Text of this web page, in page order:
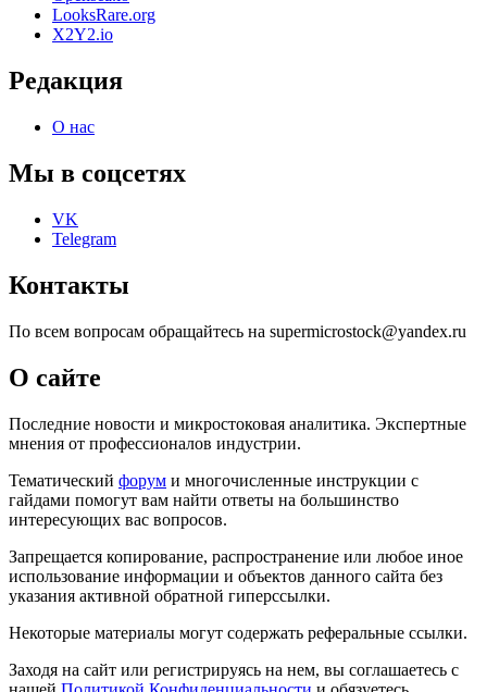
LooksRare.org
X2Y2.io
Редакция
О нас
Мы в соцсетях
VK
Telegram
Контакты
По всем вопросам обращайтесь на supermicrostock@yandex.ru
О сайте
Последние новости и микростоковая аналитика. Экспертные
мнения от профессионалов индустрии.
Тематический форум и многочисленные инструкции с
гайдами помогут вам найти ответы на большинство
интересующих вас вопросов.
Запрещается копирование, распространение или любое иное
использование информации и объектов данного сайта без
указания активной обратной гиперссылки.
Некоторые материалы могут содержать реферальные ссылки.
Заходя на сайт или регистрируясь на нем, вы соглашаетесь с